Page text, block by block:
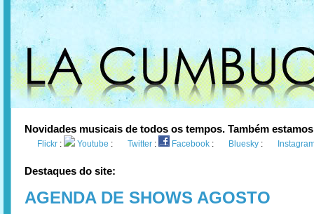
Novidades musicais de todos os tempos. Também
Flickr : Youtube : Twitter : Facebook : Bluesky :
Destaques do site:
AGENDA DE SHOWS AGOSTO